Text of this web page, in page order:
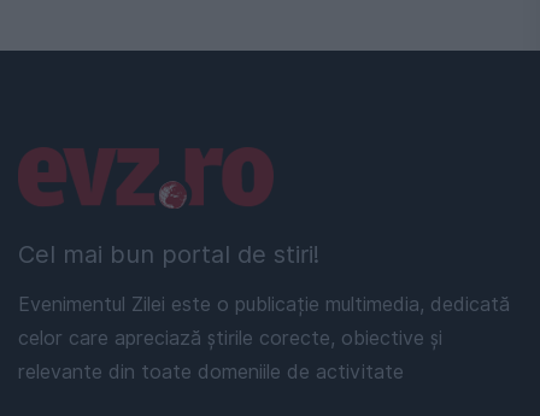
Cel mai bun portal de stiri!
Evenimentul Zilei este o publicație multimedia, dedicată
celor care apreciază știrile corecte, obiective și
relevante din toate domeniile de activitate
Linkuri utile